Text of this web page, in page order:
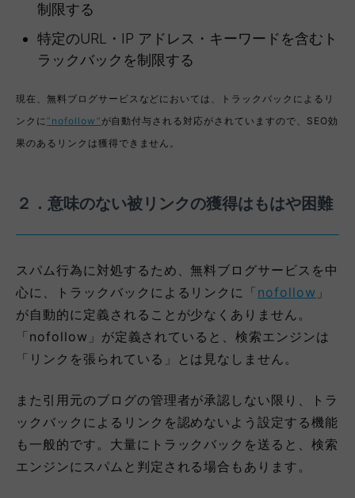
制限する
特定のURL・IP アドレス・キーワードを含むト
ラックバックを制限する
現在、無料ブログサービスなどにおいては、トラックバックによるリ
ンクに ”nofollow” が自動付与される対応がされていますので、SEO効
果のあるリンクは獲得できません。
２．意味のない被リンクの獲得はもはや困難
スパム行為に対処するため、無料ブログサービスを中
心に、トラックバックによるリンクに「 nofollow 」
が自動的に定義されることが少なくありません。
「nofollow」が定義されていると、検索エンジンは
「リンクを張られている」とは見なしません。
また引用元のブログの管理者が承認しない限り、トラ
ックバックによるリンクを認めないよう設定する機能
も一般的です。大量にトラックバックを送ると、検索
エンジンにスパムと判定される場合もあります。